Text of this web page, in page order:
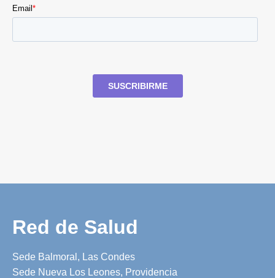
Red de Salud
Sede Balmoral, Las Condes
Sede Nueva Los Leones, Providencia